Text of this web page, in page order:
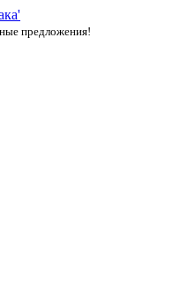
предложения!